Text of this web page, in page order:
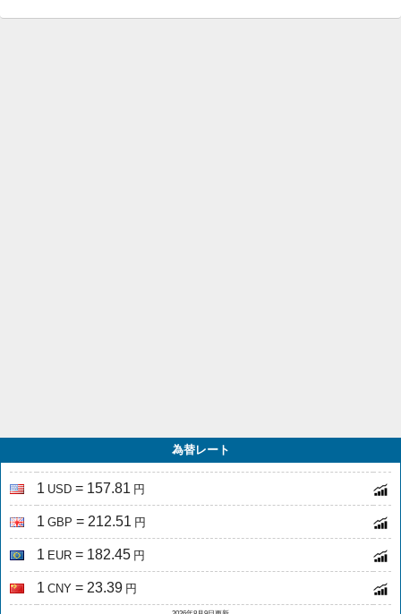
為替レート
1 USD = 157.81 円
1 GBP = 212.51 円
1 EUR = 182.45 円
1 CNY = 23.39 円